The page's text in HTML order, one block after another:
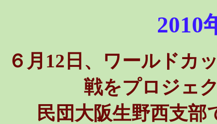
2010
６月12日、ワールドカ
戦をプロジェ
民団大阪生野西支